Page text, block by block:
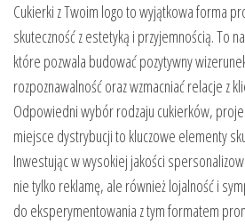
Cukierki z Twoim logo to wyjątkowa forma
skuteczność z estetyką i przyjemnością. To
które pozwala budować pozytywny
rozpoznawalność oraz wzmacniać relacje z
Odpowiedni wybór rodzaju cukierków,
miejsce dystrybucji to kluczowe elementy
Inwestując w wysokiej jakości
nie tylko reklamę, ale również lojalność i
do eksperymentowania z tym formatem